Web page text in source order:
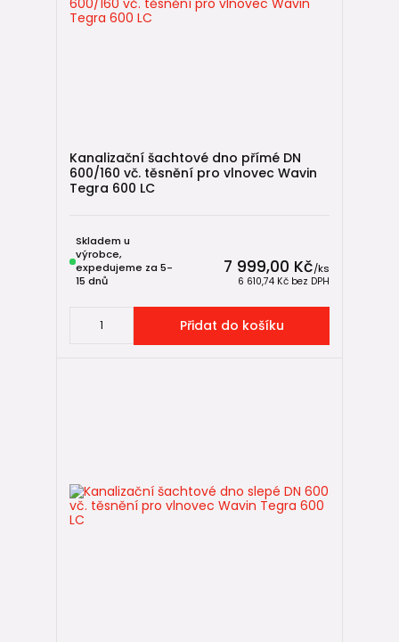
Kanalizační šachtové dno přímé DN
600/160 vč. těsnění pro vlnovec Wavin
Tegra 600 LC
7 999,00 Kč/ks
6 610,74 Kč bez DPH
Skladem u
výrobce,
expedujeme za 5-
15 dnů
Přidat do košíku